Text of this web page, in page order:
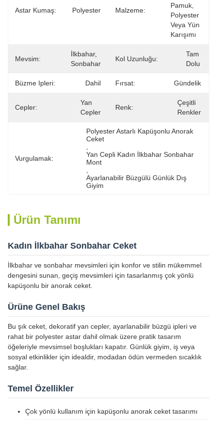
Astar Kumaş: Polyester Malzeme:
Pamuk,
Polyester
Veya Yün
Karışımı
Mevsim:
İlkbahar,
Sonbahar
Kol Uzunluğu:
Tam
Dolu
Büzme Ipleri: Dahil Fırsat: Gündelik
Cepler:
Yan
Cepler
Renk:
Çeşitli
Renkler
Vurgulamak:
Polyester Astarlı Kapüşonlu Anorak
Ceket
Yan Cepli Kadın İlkbahar Sonbahar
Mont
Ayarlanabilir Büzgülü Günlük Dış
Giyim
Ürün Tanımı
Kadın İlkbahar Sonbahar Ceket
İlkbahar ve sonbahar mevsimleri için konfor ve stilin mükemmel
dengesini sunan, geçiş mevsimleri için tasarlanmış çok yönlü
kapüşonlu bir anorak ceket.
Ürüne Genel Bakış
Bu şık ceket, dekoratif yan cepler, ayarlanabilir büzgü ipleri ve
rahat bir polyester astar dahil olmak üzere pratik tasarım
öğeleriyle mevsimsel boşlukları kapatır. Günlük giyim, iş veya
sosyal etkinlikler için idealdir, modadan ödün vermeden sıcaklık
sağlar.
Temel Özellikler
Çok yönlü kullanım için kapüşonlu anorak ceket tasarımı